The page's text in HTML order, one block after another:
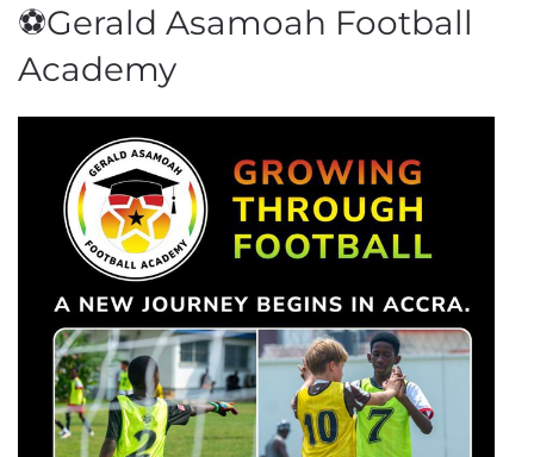
⚽Gerald Asamoah Football
Academy